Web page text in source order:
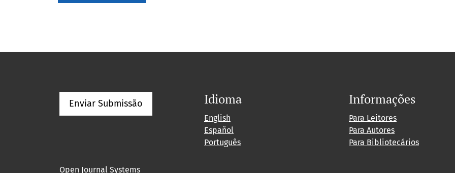
Enviar Submissão Idioma
English
Español
Português
Informações
Para Leitores
Para Autores
Para Bibliotecários
Open Journal Systems